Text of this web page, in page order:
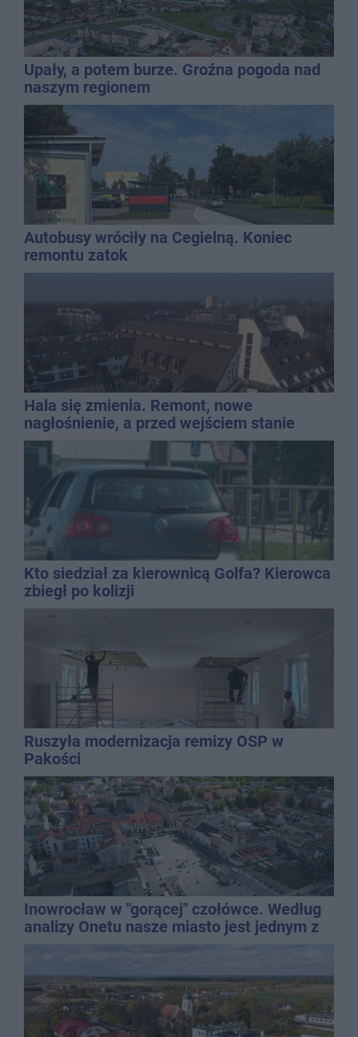
Upały, a potem burze. Groźna pogoda nad
naszym regionem
Autobusy wróciły na Cegielną. Koniec
remontu zatok
Hala się zmienia. Remont, nowe
nagłośnienie, a przed wejściem stanie
QEMETICA ARENA
Kto siedział za kierownicą Golfa? Kierowca
zbiegł po kolizji
Ruszyła modernizacja remizy OSP w
Pakości
Inowrocław w "gorącej" czołówce. Według
analizy Onetu nasze miasto jest jednym z
najbardziej narażonych na upały